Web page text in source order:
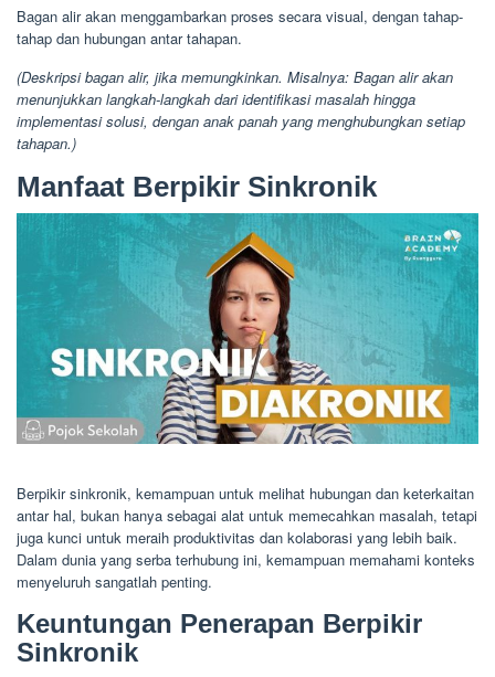
Bagan alir akan menggambarkan proses secara visual, dengan tahap-
tahap dan hubungan antar tahapan.
(Deskripsi bagan alir, jika memungkinkan. Misalnya: Bagan alir akan
menunjukkan langkah-langkah dari identifikasi masalah hingga
implementasi solusi, dengan anak panah yang menghubungkan setiap
tahapan.)
Manfaat Berpikir Sinkronik
Berpikir sinkronik, kemampuan untuk melihat hubungan dan keterkaitan
antar hal, bukan hanya sebagai alat untuk memecahkan masalah, tetapi
juga kunci untuk meraih produktivitas dan kolaborasi yang lebih baik.
Dalam dunia yang serba terhubung ini, kemampuan memahami konteks
menyeluruh sangatlah penting.
Keuntungan Penerapan Berpikir
Sinkronik